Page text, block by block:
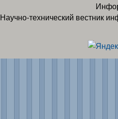
Научно-технический вестник